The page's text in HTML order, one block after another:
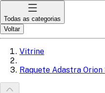
Todas as categorias
Voltar
Vitrine
Raquete Adastra Orion